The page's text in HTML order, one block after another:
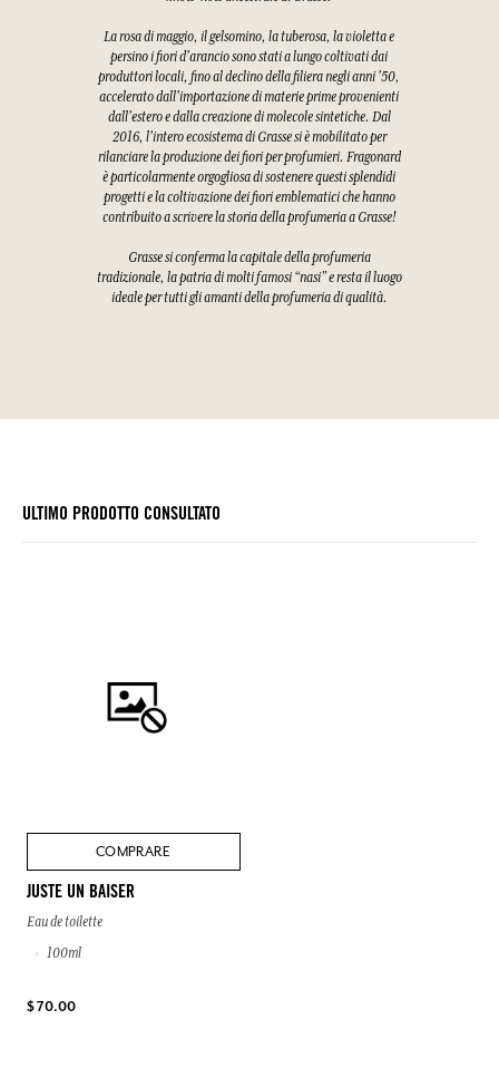
La rosa di maggio, il gelsomino, la tuberosa, la violetta e
persino i fiori d'arancio sono stati a lungo coltivati dai
produttori locali, fino al declino della filiera negli anni '50,
accelerato dall'importazione di materie prime provenienti
dall'estero e dalla creazione di molecole sintetiche. Dal
2016, l'intero ecosistema di Grasse si è mobilitato per
rilanciare la produzione dei fiori per profumieri. Fragonard
è particolarmente orgogliosa di sostenere questi splendidi
progetti e la coltivazione dei fiori emblematici che hanno
contribuito a scrivere la storia della profumeria a Grasse!
Grasse si conferma la capitale della profumeria
tradizionale, la patria di molti famosi “nasi” e resta il luogo
ideale per tutti gli amanti della profumeria di qualità.
ULTIMO PRODOTTO CONSULTATO
COMPRARE
JUSTE UN BAISER
Eau de toilette
100ml
$ 70.00